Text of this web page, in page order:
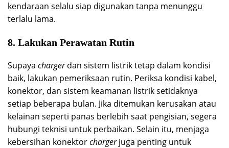
kendaraan selalu siap digunakan tanpa menunggu
terlalu lama.
8. Lakukan Perawatan Rutin
Supaya chargerdan sistem listrik tetap dalam kondisi
baik, lakukan pemeriksaan rutin. Periksa kondisi kabel,
konektor, dan sistem keamanan listrik setidaknya
setiap beberapa bulan. Jika ditemukan kerusakan atau
kelainan seperti panas berlebih saat pengisian, segera
hubungi teknisi untuk perbaikan. Selain itu, menjaga
kebersihan konektorchargerjuga penting untuk